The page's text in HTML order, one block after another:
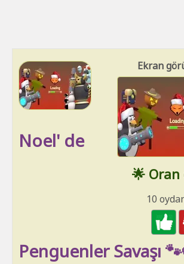
Ekran
🌟
10
Noel' de
Penguenler Savaşı